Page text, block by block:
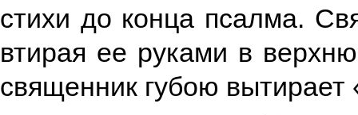
стихи до конца псалма.
втирая ее руками в
священник губою вытирает